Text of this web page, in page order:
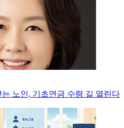
노인, 기초연금 수령 길 열린다